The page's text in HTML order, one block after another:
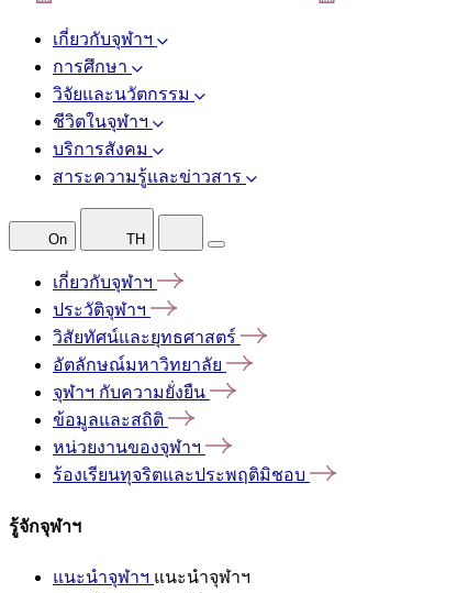
เกี่ยวกับจุฬาฯ
การศึกษา
วิจัยและนวัตกรรม
ชีวิตในจุฬาฯ
บริการสังคม
สาระความรู้และข่าวสาร
On TH
เกี่ยวกับจุฬาฯ
ประวัติจุฬาฯ
วิสัยทัศน์และยุทธศาสตร์
อัตลักษณ์มหาวิทยาลัย
จุฬาฯ กับความยั่งยืน
ข้อมูลและสถิติ
หน่วยงานของจุฬาฯ
ร้องเรียนทุจริตและประพฤติมิชอบ
รู้จักจุฬาฯ
แนะนำจุฬาฯ แนะนำจุฬาฯ